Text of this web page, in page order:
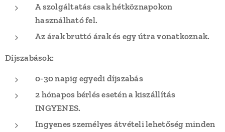
A szolgáltatás csak hétköznapokon
használható fel.
Az árak bruttó árak és egy útra vonatkoznak.
Díjszabások:
0-30 napig egyedi díjszabás
2 hónapos bérlés esetén a kiszállítás
INGYENES.
Ingyenes személyes átvételi lehetőség minden